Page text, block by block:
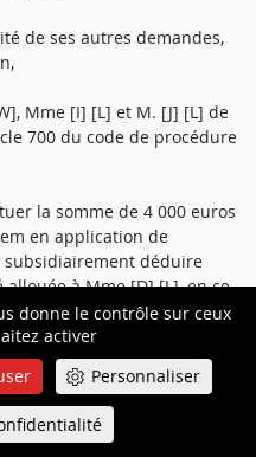
donne le contrôle sur ceux
activer
Personnaliser
de ses autres demandes,
Mme [I] [L] et M. [J] [L] de
700 du code de procédure
la somme de 4 000 euros
en application de
subsidiairement déduire
à Mme [D] [L], en ce
code de procédure civile,
somme de 4 000 euros au
civile et aux entiers
conformément aux
de procédure civile.